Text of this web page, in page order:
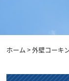
ホーム > 外壁コーキ